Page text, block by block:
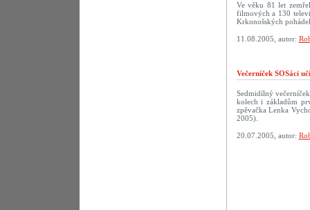
Ve věku 81 let
filmových a 130
Krkonošských
11.08.2005, autor:
Večerníček SOSáci
Sedmidílný
kolech i základům
zpěvačka Lenka
2005).
20.07.2005, autor: